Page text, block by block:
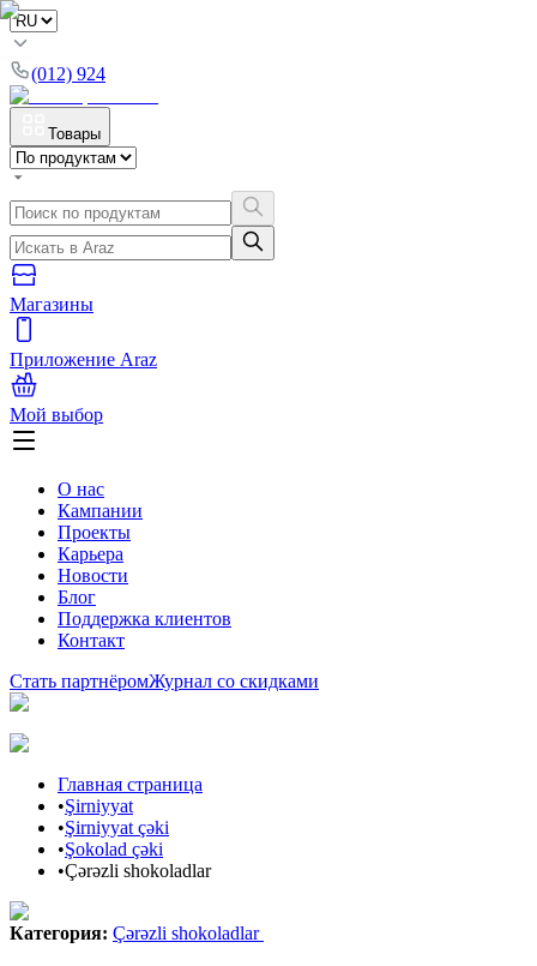
(012) 924
Товары
Магазины
Приложение Araz
Мой выбор
О нас
Кампании
Проекты
Карьера
Новости
Блог
Поддержка клиентов
Контакт
Стать партнёромЖурнал со скидками
Главная страница
•Şirniyyat
•Şirniyyat çəki
•Şokolad çəki
•Çərəzli shokoladlar
Категория: Çərəzli shokoladlar